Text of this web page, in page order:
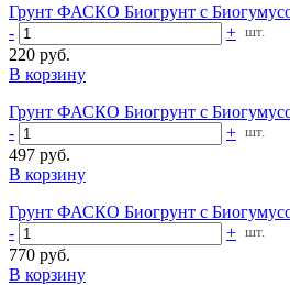
Грунт ФАСКО Биогрунт с
-
+ шт.
220 руб.
В корзину
Грунт ФАСКО Биогрунт с
-
+ шт.
497 руб.
В корзину
Грунт ФАСКО Биогрунт с
-
+ шт.
770 руб.
В корзину